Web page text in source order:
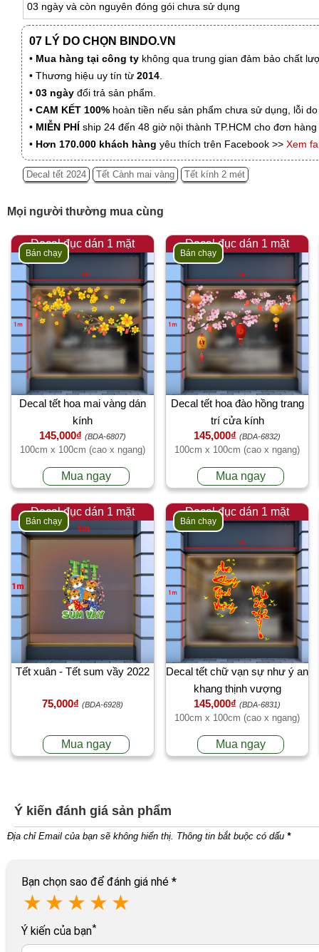
03 ngày và còn nguyên đóng gói chưa sử dụng
07 LÝ DO CHỌN BINDO.VN
• Mua hàng tại công ty không qua trung gian đảm bảo chất
• Thương hiệu uy tín từ 2014.
• 03 ngày đổi trả sản phẩm.
• CAM KẾT 100% hoàn tiền nếu sản phẩm chưa sử dụng, lỗi
• MIỄN PHÍ ship 24 đến 48 giờ nội thành TP.HCM cho đơn
• Hơn 170.000 khách hàng yêu thích trên Facebook >> Xem
Decal tết 2024 Tết Cành mai vàng Tết kính 2 mét
Mọi người thường mua cùng
Decal đục dán 1 mặt
Bán chạy
Decal tết hoa mai vàng dán
kính
145,000₫ (BDA-6807)
100cm x 100cm (cao x ngang)
Mua ngay
Decal đục dán 1 mặt
Bán chạy
Decal tết hoa đào hồng trang
trí cửa kính
145,000₫ (BDA-6832)
100cm x 100cm (cao x ngang)
Mua ngay
Decal đục dán 1 mặt
Bán chạy
Tết xuân - Tết sum vầy 2022
75,000₫ (BDA-6928)
Mua ngay
Decal đục dán 1 mặt
Bán chạy
Decal tết chữ vạn sự như ý an
khang thịnh vượng
145,000₫ (BDA-6831)
100cm x 100cm (cao x ngang)
Mua ngay
Ý kiến đánh giá sản phẩm
Địa chỉ Email của bạn sẽ không hiển thị. Thông tin bắt buộc có dấu *
Bạn chọn sao để đánh giá nhé *
★ ★ ★ ★ ★
Ý kiến của bạn*